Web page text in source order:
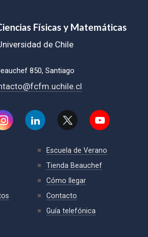
Físicas y Matemáticas
de Chile
850, Santiago
Escuela de Verano
Tienda Beauchef
Cómo llegar
Contacto
Guía telefónica